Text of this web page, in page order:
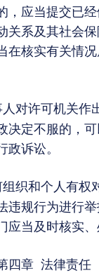
，应当提交已
关系及其社会
在核实有关情
对许可机关作
决定不服的，
诉讼。
织和个人有权
违规行为进行
当及时核实、
四章 法律责任